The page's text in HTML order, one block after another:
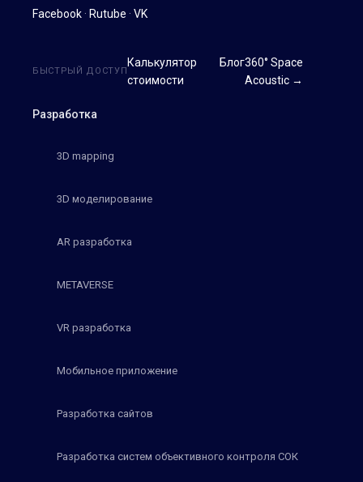
Facebook · Rutube · VK
Разработка
3D mapping
3D моделирование
AR разработка
METAVERSE
VR разработка
Мобильное приложение
Разработка сайтов
Разработка систем объективного контроля СОК
БЫСТРЫЙ ДОСТУП
Калькулятор
стоимости
Блог360° Space
Acoustic →